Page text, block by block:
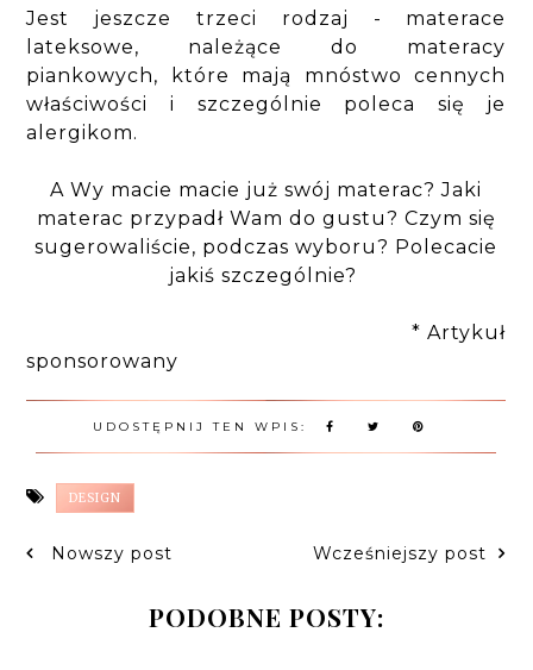
Jest jeszcze trzeci rodzaj - materace
lateksowe, należące do materacy
piankowych, które mają mnóstwo cennych
właściwości i szczególnie poleca się je
alergikom.
A Wy macie macie już swój materac? Jaki
materac przypadł Wam do gustu? Czym się
sugerowaliście, podczas wyboru? Polecacie
jakiś szczególnie?
* Artykuł
sponsorowany
UDOSTĘPNIJ TEN WPIS:
DESIGN
Nowszy post Wcześniejszy post
PODOBNE POSTY: